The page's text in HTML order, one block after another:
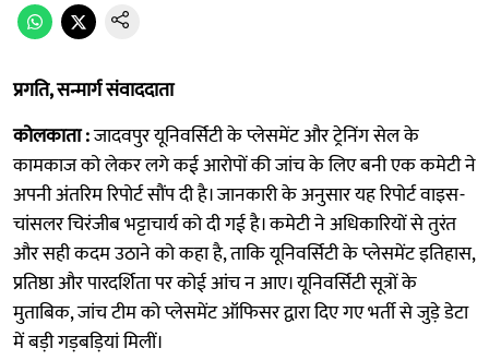
प्रगति, सन्मार्ग संवाददाता
कोलकाता :जादवपुर यूनिवर्सिटी के प्लेसमेंट और ट्रेनिंग सेल के
कामकाज को लेकर लगे कई आरोपों की जांच के लिए बनी एक कमेटी ने
अपनी अंतरिम रिपोर्ट सौंप दी है। जानकारी के अनुसार यह रिपोर्ट वाइस-
चांसलर चिरंजीब भट्टाचार्य को दी गई है। कमेटी ने अधिकारियों से तुरंत
और सही कदम उठाने को कहा है, ताकि यूनिवर्सिटी के प्लेसमेंट इतिहास,
प्रतिष्ठा और पारदर्शिता पर कोई आंच न आए। यूनिवर्सिटी सूत्रों के
मुताबिक, जांच टीम को प्लेसमेंट ऑफिसर द्वारा दिए गए भर्ती से जुड़े डेटा
में बड़ी गड़बड़ियां मिलीं।